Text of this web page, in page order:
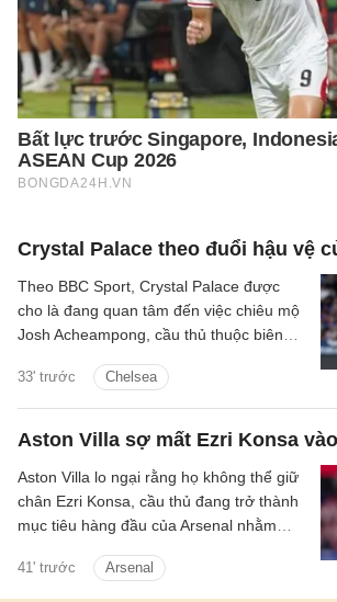
Crystal Palace theo đuổi hậu vệ
33' trước Chelsea
Theo BBC Sport, Crystal Palace được
cho là đang quan tâm đến việc chiêu mộ
Josh Acheampong, cầu thủ thuộc biên
Aston Villa sợ mất Ezri Konsa
41' trước Arsenal
Aston Villa lo ngại rằng họ không thể giữ
chân Ezri Konsa, cầu thủ đang trở thành
mục tiêu hàng đầu của Arsenal nhằm